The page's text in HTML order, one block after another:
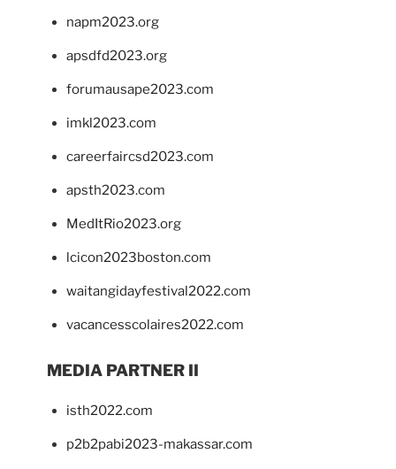
napm2023.org
apsdfd2023.org
forumausape2023.com
imkl2023.com
careerfaircsd2023.com
apsth2023.com
MedItRio2023.org
lcicon2023boston.com
waitangidayfestival2022.com
vacancesscolaires2022.com
MEDIA PARTNER II
isth2022.com
p2b2pabi2023-makassar.com